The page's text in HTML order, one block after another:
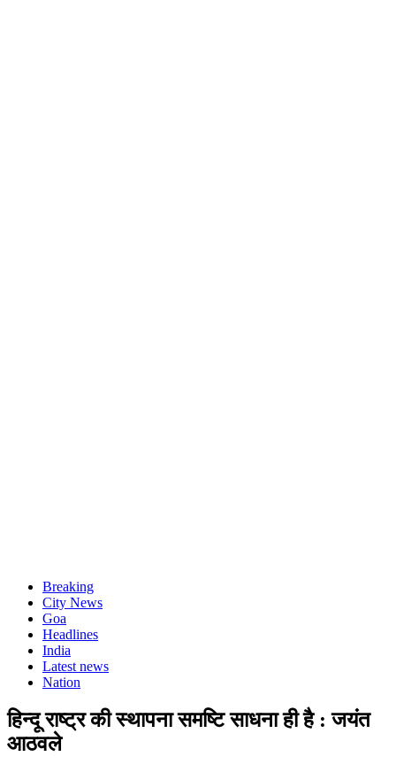
Breaking
City News
Goa
Headlines
India
Latest news
Nation
हिन्दू राष्ट्र की स्थापना समष्टि साधना ही है : जयंत
आठवले